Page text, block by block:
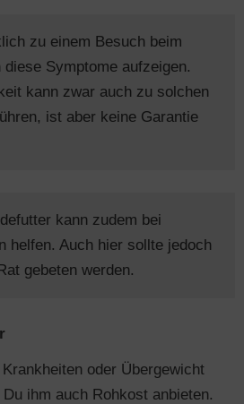
zu einem Besuch beim
Symptome aufzeigen.
kann zwar auch zu solchen
ist aber keine Garantie
kann zudem bei
helfen. Auch hier sollte jedoch
gebeten werden.
oder Übergewicht
ihm auch Rohkost anbieten.